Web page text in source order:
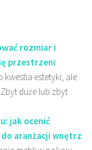
rozmiar i
przestrzeni
estetyki, ale
duże lub zbyt
jak ocenić
aranżacji wnętrz